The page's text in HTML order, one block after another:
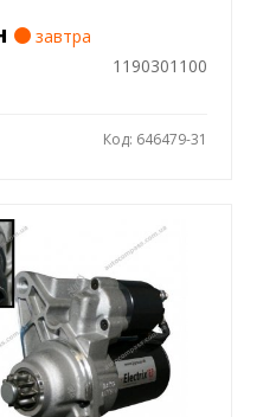
завтра
1190301100
Код: 646479-31